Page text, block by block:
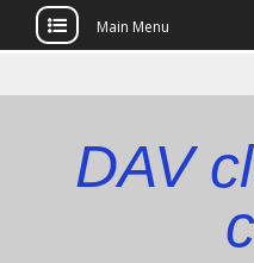
to
Main Menu
DAV